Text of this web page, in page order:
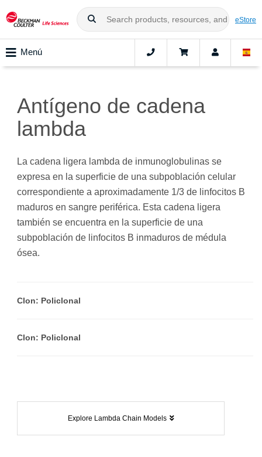
eStore
Menú
Antígeno de cadena
lambda
La cadena ligera lambda de inmunoglobulinas se
expresa en la superficie de una subpoblación celular
correspondiente a aproximadamente 1/3 de linfocitos B
maduros en sangre periférica. Esta cadena ligera
también se encuentra en la superficie de una
subpoblación de linfocitos B inmaduros de médula
ósea.
Clon: Policlonal
Clon: Policlonal
Explore Lambda Chain Models